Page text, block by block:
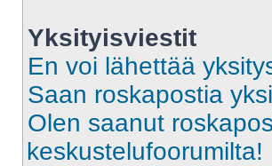
Yksityisviestit
En voi lähettää
Saan roskapostia
Olen saanut
keskustelufoorumilta!